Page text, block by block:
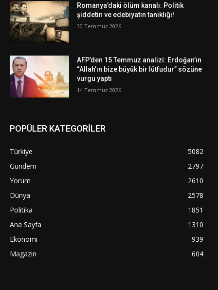
Romanya’daki ölüm kanalı: Politik
şiddetin ve edebiyatın tanıklığı!
30 Temmuz 2026
AFP’den 15 Temmuz analizi: Erdoğan’ın
“Allah’ın bize büyük bir lütfudur” sözüne
vurgu yaptı
14 Temmuz 2026
POPÜLER KATEGORİLER
Türkiye
5082
Gündem
2797
Yorum
2610
Dünya
2578
Politika
1851
Ana Sayfa
1310
Ekonomi
939
Magazin
604